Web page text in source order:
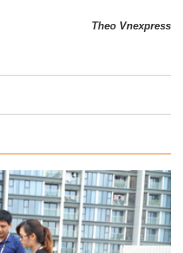
Theo Vnexpress